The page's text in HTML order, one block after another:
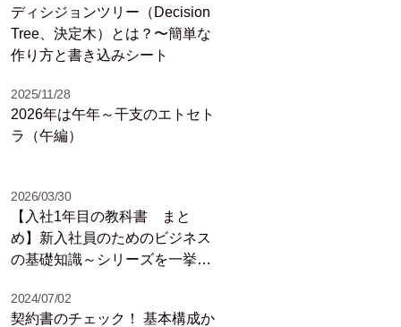
ディシジョンツリー（Decision
Tree、決定木）とは？〜簡単な
作り方と書き込みシート
2025/11/28
2026年は午年～干支のエトセト
ラ（午編）
2026/03/30
【入社1年目の教科書 まと
め】新入社員のためのビジネス
の基礎知識～シリーズを一挙紹
2024/07/02
契約書のチェック！ 基本構成か